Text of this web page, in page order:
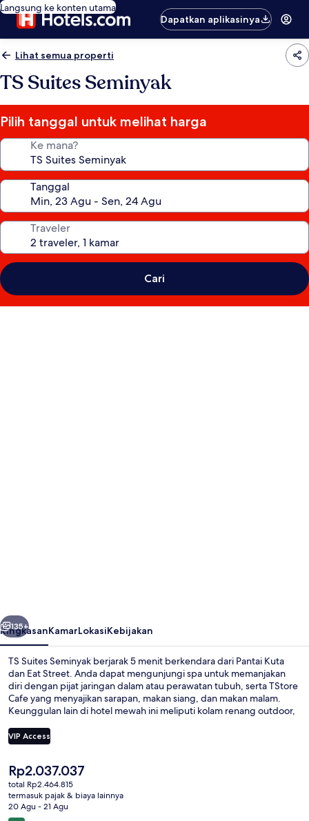
Langsung ke konten utama
Dapatkan aplikasinya
Lihat semua properti
TS Suites Seminyak
Pilih tanggal untuk melihat harga
Ke mana?
Tanggal
Traveler
Cari
Berikutnya
135+
RingkasanKamarLokasiKebijakan
TS Suites Seminyak berjarak 5 menit berkendara dari Pantai Kuta
dan Eat Street. Anda dapat mengunjungi spa untuk memanjakan
diri dengan pijat jaringan dalam atau perawatan tubuh, serta TStore
Cafe yang menyajikan sarapan, makan siang, dan makan malam.
Keunggulan lain di hotel mewah ini meliputi kolam renang outdoor,
menyukai staf dan kondisi keseluruhan.
VIP Access
Harga
saat
ini
Rp2.037.037
Rp2.037.037
total Rp2.464.815
termasuk pajak & biaya lainnya
20 Agu - 21 Agu